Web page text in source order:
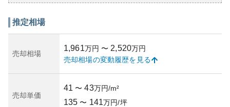
推定相場
売却相場
1,961万円 〜 2,520万円
売却相場の変動履歴を見る
売却単価
41 〜 43万円/m²
135 〜 141万円/坪